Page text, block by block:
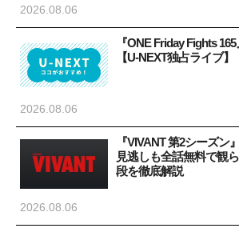
2026.08.06
『ONE Friday Fights
【U-NEXT独占ライブ】
2026.08.06
『VIVANT 第2シーズン
見逃しも全話無料で観
段を徹底解説
2026.08.06